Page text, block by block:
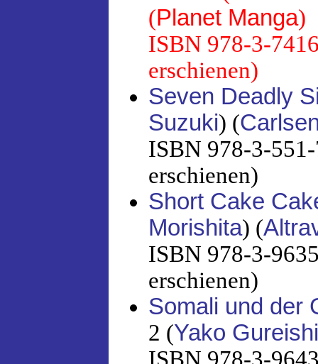
(Planet Manga)
ISBN 978-3-
erschienen)
Seven Deadly
Suzuki) (
ISBN 978-3-
erschienen)
Short Cake
Morishita) (
ISBN 978-3-
erschienen)
Somali und der
2 (Yako Gureishi